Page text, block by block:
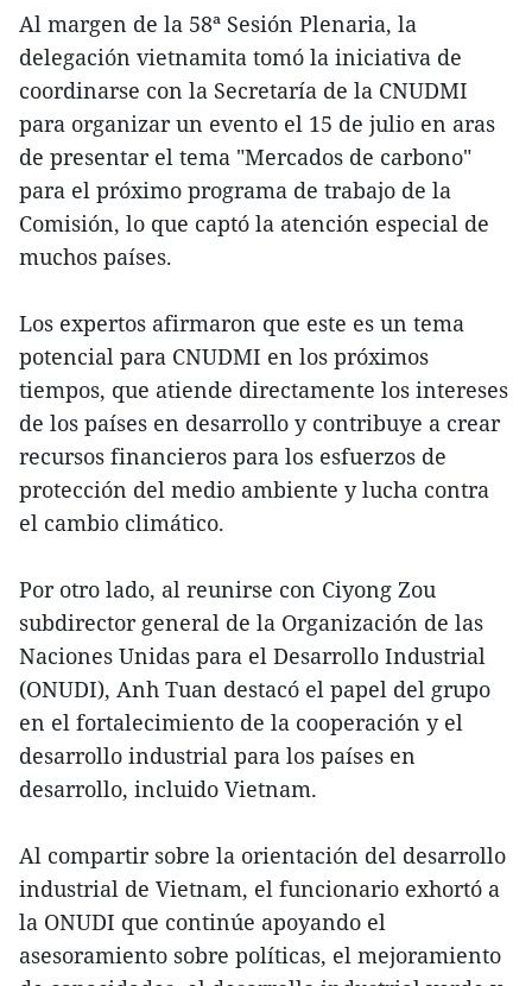
Al margen de la 58ª Sesión Plenaria, la
delegación vietnamita tomó la iniciativa de
coordinarse con la Secretaría de la CNUDMI
para organizar un evento el 15 de julio en aras
de presentar el tema "Mercados de carbono"
para el próximo programa de trabajo de la
Comisión, lo que captó la atención especial de
muchos países.
Los expertos afirmaron que este es un tema
potencial para CNUDMI en los próximos
tiempos, que atiende directamente los intereses
de los países en desarrollo y contribuye a crear
recursos financieros para los esfuerzos de
protección del medio ambiente y lucha contra
el cambio climático.
Por otro lado, al reunirse con Ciyong Zou
subdirector general de la Organización de las
Naciones Unidas para el Desarrollo Industrial
(ONUDI), Anh Tuan destacó el papel del grupo
en el fortalecimiento de la cooperación y el
desarrollo industrial para los países en
desarrollo, incluido Vietnam.
Al compartir sobre la orientación del desarrollo
industrial de Vietnam, el funcionario exhortó a
la ONUDI que continúe apoyando el
asesoramiento sobre políticas, el mejoramiento